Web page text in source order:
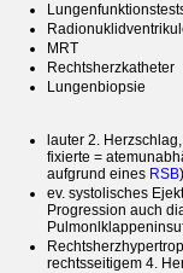
MRT
Rechtsherzkatheter
Lungenbiopsie
lauter 2.
fixierte =
aufgrund eines RSB
ev. systolisches
Progression auch
rechtsseitigem 4.